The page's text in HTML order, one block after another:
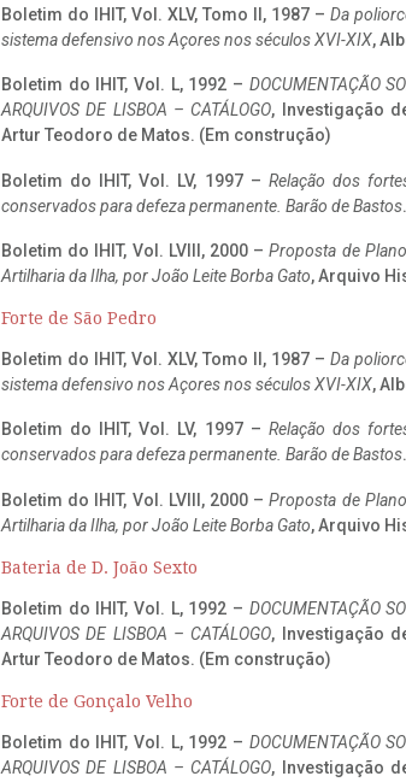
Boletim do IHIT, Vol. XLV, Tomo II, 1987 – Da
sistema defensivo nos Açores nos séculos XVI-XIX,
Boletim do IHIT, Vol. L, 1992 – DOCUMENTAÇÃO
ARQUIVOS DE LISBOA – CATÁLOGO, Investigação
Artur Teodoro de Matos. (Em construção)
Boletim do IHIT, Vol. LV, 1997 – Relação dos
conservados para defeza permanente. Barão de Bastos
Boletim do IHIT, Vol. LVIII, 2000 –Proposta de
Artilharia da Ilha, por João Leite Borba Gato, Arquivo
Forte de São Pedro
Boletim do IHIT, Vol. XLV, Tomo II, 1987 – Da
sistema defensivo nos Açores nos séculos XVI-XIX,
Boletim do IHIT, Vol. LV, 1997 – Relação dos
conservados para defeza permanente. Barão de Bastos
Boletim do IHIT, Vol. LVIII, 2000 –Proposta de
Artilharia da Ilha, por João Leite Borba Gato, Arquivo
Bateria de D. João Sexto
Boletim do IHIT, Vol. L, 1992 – DOCUMENTAÇÃO
ARQUIVOS DE LISBOA – CATÁLOGO, Investigação
Artur Teodoro de Matos. (Em construção)
Forte de Gonçalo Velho
Boletim do IHIT, Vol. L, 1992 – DOCUMENTAÇÃO
ARQUIVOS DE LISBOA – CATÁLOGO, Investigação